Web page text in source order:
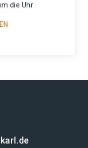
die Uhr.